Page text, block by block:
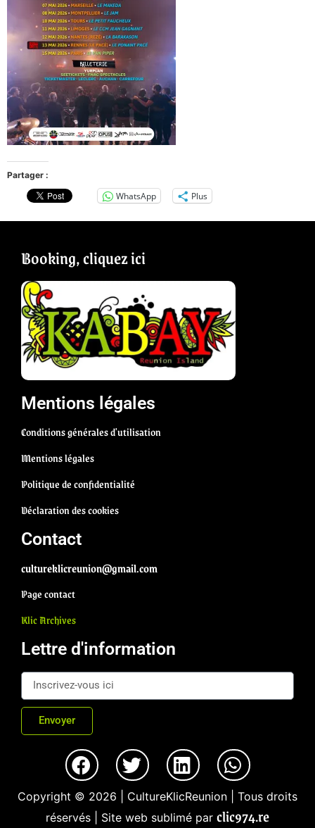
Partager :
WhatsApp Plus
Booking, cliquez ici
Mentions légales
Conditions générales d'utilisation
Mentions légales
Politique de confidentialité
Déclaration des cookies
Contact
cultureklicreunion@gmail.com
Page contact
Klic Archives
Lettre d'information
Envoyer
Copyright © 2026 | CultureKlicReunion | Tous droits
réservés | Site web sublimé par clic974.re